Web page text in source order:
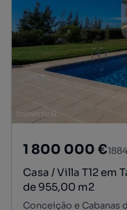
1 800 000 €
Casa / Villa T12 em
de 955,00 m2
Conceição e Cabanas